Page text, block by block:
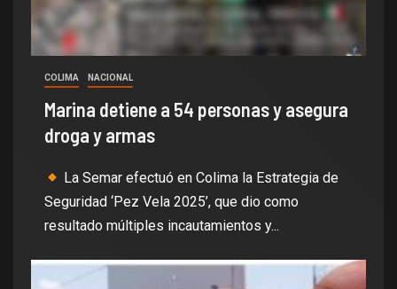
COLIMA NACIONAL
Marina detiene a 54 personas y asegura
droga y armas
La Semar efectuó en Colima la Estrategia de
Seguridad ‘Pez Vela 2025’, que dio como
resultado múltiples incautamientos y...